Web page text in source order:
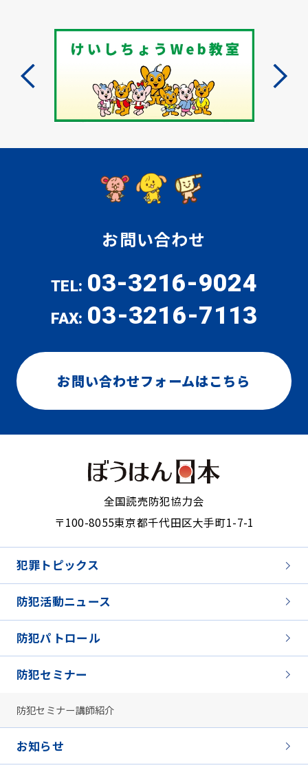
お問い合わせ
TEL: 03-3216-9024
FAX: 03-3216-7113
お問い合わせフォームはこちら
全国読売防犯協力会
〒100-8055東京都千代田区大手町1-7-1
犯罪トピックス
防犯活動ニュース
防犯パトロール
防犯セミナー
防犯セミナー講師紹介
お知らせ